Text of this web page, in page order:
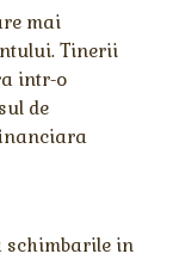
mai
Tinerii
intr-o
de
schimbarile in